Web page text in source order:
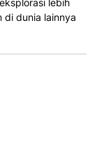
lebih
di dunia lainnya